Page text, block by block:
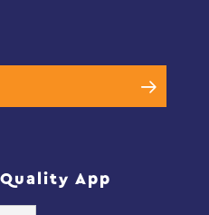
Quality App